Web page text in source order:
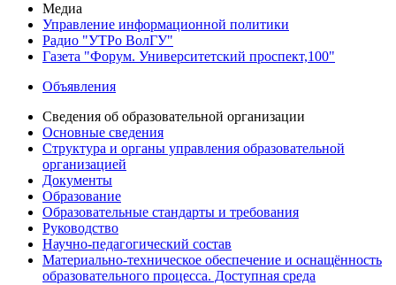
Медиа
Управление информационной политики
Радио "УТРо ВолГУ"
Газета "Форум. Университетский проспект,100"
Объявления
Сведения об образовательной организации
Основные сведения
Структура и органы управления образовательной
организацией
Документы
Образование
Образовательные стандарты и требования
Руководство
Научно-педагогический состав
Материально-техническое обеспечение и оснащённость
образовательного процесса. Доступная среда